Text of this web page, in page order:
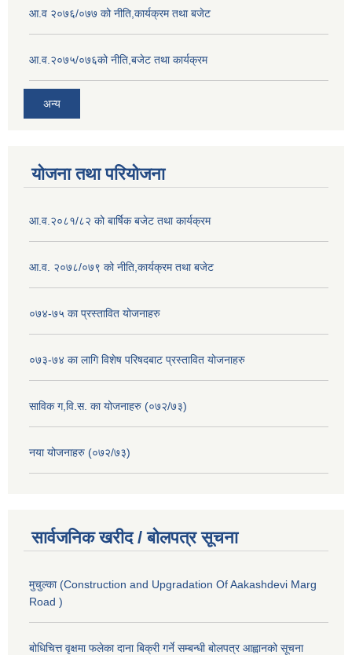
आ.व २०७६/०७७ को नीति,कार्यक्रम तथा बजेट
आ.व.२०७५/०७६को नीति,बजेट तथा कार्यक्रम
अन्य
योजना तथा परियोजना
आ.व.२०८१/८२ को बार्षिक बजेट तथा कार्यक्रम
आ.व. २०७८/०७९ को नीति,कार्यक्रम तथा बजेट
०७४-७५ का प्रस्तावित योजनाहरु
०७३-७४ का लागि विशेष परिषदबाट प्रस्तावित योजनाहरु
साविक ग,वि.स. का योजनाहरु (०७२/७३)
नया योजनाहरु (०७२/७३)
सार्वजनिक खरीद / बोलपत्र सूचना
मुचुल्का (Construction and Upgradation Of Aakashdevi Marg
Road )
बोधिचित्त वृक्षमा फलेका दाना बिक्री गर्ने सम्बन्धी बोलपत्र आह्वानको सूचना